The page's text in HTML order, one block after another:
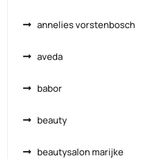
annelies vorstenbosch
aveda
babor
beauty
beautysalon marijke